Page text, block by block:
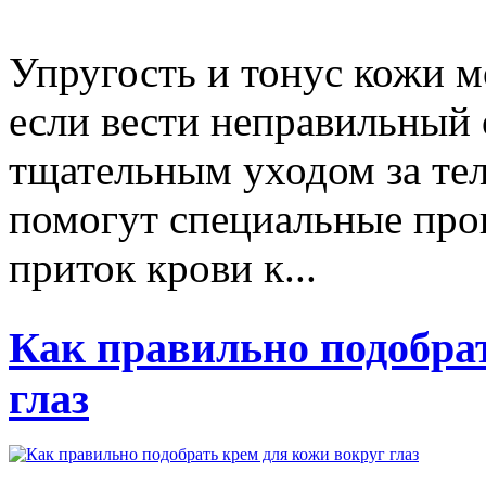
Упругость и тонус кожи
если вести
тщательным уходом за
помогут специальные
приток крови к...
Как правильно
глаз